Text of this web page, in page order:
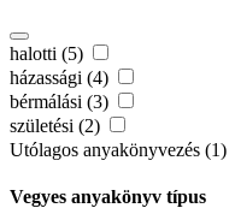
halotti (5)
házassági (4)
bérmálási (3)
születési (2)
Utólagos anyakönyvezés (1)
Vegyes anyakönyv típus